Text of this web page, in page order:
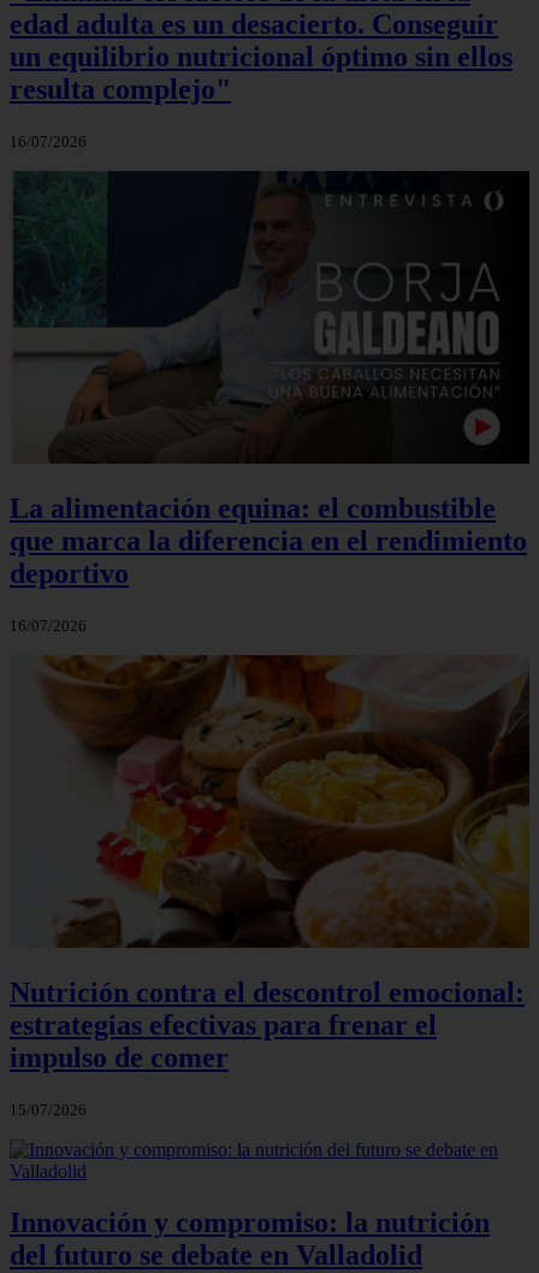
edad adulta es un desacierto. Conseguir
un equilibrio nutricional óptimo sin ellos
resulta complejo"
16/07/2026
La alimentación equina: el combustible
que marca la diferencia en el rendimiento
deportivo
16/07/2026
Nutrición contra el descontrol emocional:
estrategias efectivas para frenar el
impulso de comer
15/07/2026
Innovación y compromiso: la nutrición
del futuro se debate en Valladolid